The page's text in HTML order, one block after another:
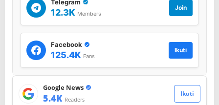
Telegram
12.3K Members
Join
Facebook
125.4K Fans
Ikuti
Google News
5.4K Readers
Ikuti